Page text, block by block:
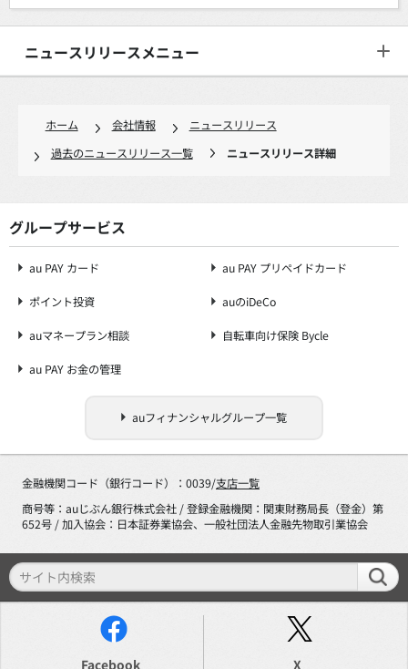
ニュースリリースメニュー
ホーム 会社情報
ニュースリリース
過去のニュースリリース一覧
ニュースリリース詳細
グループサービス
au PAY カード au PAY プリペイドカード
ポイント投資 auのiDeCo
auマネープラン相談 自転車向け保険 Bycle
au PAY お金の管理
auフィナンシャルグループ一覧
金融機関コード（銀行コード）：0039/支店一覧
商号等：auじぶん銀行株式会社 / 登録金融機関：関東財務局長（登金）第
652号 / 加入協会：日本証券業協会、一般社団法人金融先物取引業協会
Facebook X